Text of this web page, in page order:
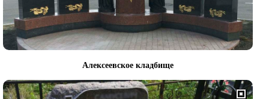
Алексеевское кладбище